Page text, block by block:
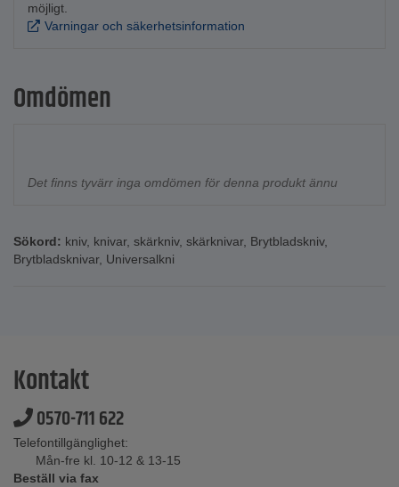
möjligt.
Varningar och säkerhetsinformation
Omdömen
Det finns tyvärr inga omdömen för denna produkt ännu
Sökord: kniv, knivar, skärkniv, skärknivar, Brytbladskniv,
Brytbladsknivar, Universalkni
Kontakt
0570-711 622
Telefontillgänglighet:
Mån-fre kl. 10-12 & 13-15
Beställ via fax